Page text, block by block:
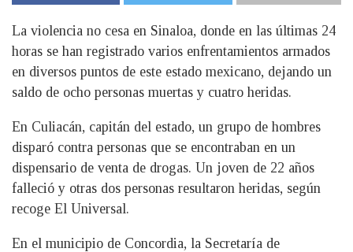
La violencia no cesa en Sinaloa, donde en las últimas 24
horas se han registrado varios enfrentamientos armados
en diversos puntos de este estado mexicano, dejando un
saldo de ocho personas muertas y cuatro heridas.
En Culiacán, capitán del estado, un grupo de hombres
disparó contra personas que se encontraban en un
dispensario de venta de drogas. Un joven de 22 años
falleció y otras dos personas resultaron heridas, según
recoge El Universal.
En el municipio de Concordia, la Secretaría de